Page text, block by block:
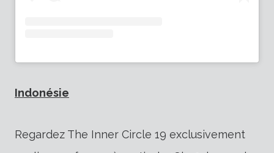
Indonésie
Regardez The Inner Circle 19 exclusivement